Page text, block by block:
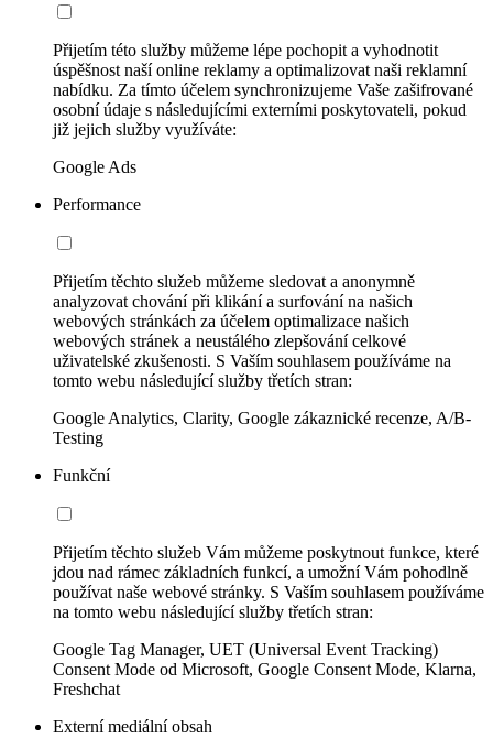
Přijetím této služby můžeme lépe pochopit a vyhodnotit
úspěšnost naší online reklamy a optimalizovat naši reklamní
nabídku. Za tímto účelem synchronizujeme Vaše zašifrované
osobní údaje s následujícími externími poskytovateli, pokud
již jejich služby využíváte:
Google Ads
Performance
Přijetím těchto služeb můžeme sledovat a anonymně
analyzovat chování při klikání a surfování na našich
webových stránkách za účelem optimalizace našich
webových stránek a neustálého zlepšování celkové
uživatelské zkušenosti. S Vaším souhlasem používáme na
tomto webu následující služby třetích stran:
Google Analytics, Clarity, Google zákaznické recenze, A/B-
Testing
Funkční
Přijetím těchto služeb Vám můžeme poskytnout funkce, které
jdou nad rámec základních funkcí, a umožní Vám pohodlně
používat naše webové stránky. S Vaším souhlasem používáme
na tomto webu následující služby třetích stran:
Google Tag Manager, UET (Universal Event Tracking)
Consent Mode od Microsoft, Google Consent Mode, Klarna,
Freshchat
Externí mediální obsah